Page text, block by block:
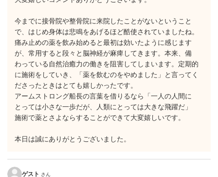
今までに接骨院や整骨院に来院したことがないということ
で、はじめ身体は悲鳴をあげるほど酷使されていましたね。
痛み止めの薬を飲み始めると最初は効いたように感じます
が、常用すると段々と脳神経が麻痺してきます。本来、備
わっている自然治癒力の働きを阻害してしまいます。定期的
に施術をしていき、「薬を飲むのをやめました」と言ってく
ださったときはとても嬉しかったです。
アームストロング船長の言葉を借りるなら「一人の人間に
とっては小さな一歩だが、人類にとっては大きな飛躍だ」
施術で薬とさよならすることができて大変嬉しいです。
本日は誠にありがとうございました。
ゲスト さん